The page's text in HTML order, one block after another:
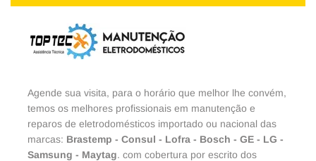
Agende sua visita, para o horário que melhor lhe convém,
temos os melhores profissionais em manutenção e
reparos de eletrodomésticos importado ou nacional das
marcas: Brastemp - Consul - Lofra - Bosch - GE - LG -
Samsung - Maytag. com cobertura por escrito dos